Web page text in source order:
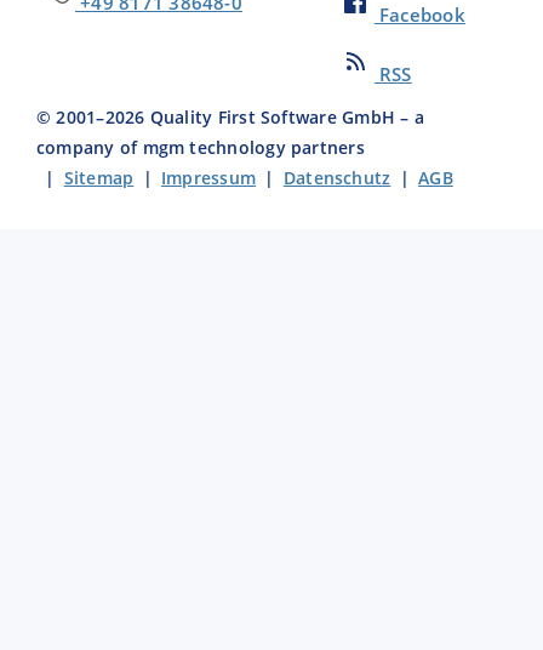
Facebook
RSS
© 2001–2026 Quality First Software GmbH – a
company of mgm technology partners
| Sitemap | Impressum | Datenschutz |AGB